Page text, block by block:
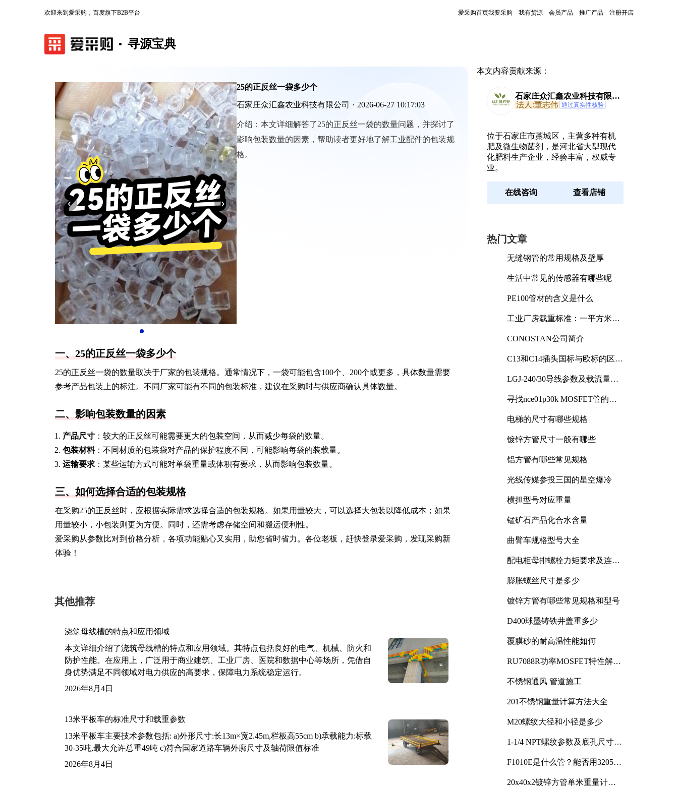
欢迎来到爱采购，百度旗下B2B平台 爱采购首页我要采购 我有货源 会员产品 推广产品 注册开店
寻源宝典
‹ ›
25的正反丝一袋多少个
石家庄众汇鑫农业科技有限公司 · 2026-06-27 10:17:03
介绍： 本文详细解答了25的正反丝一袋的数量问题，并探讨了
影响包装数量的因素，帮助读者更好地了解工业配件的包装规
格。
一、25的正反丝一袋多少个
25的正反丝一袋的数量取决于厂家的包装规格。通常情况下，一袋可能包含100个、200个或更多，具体数量需要
参考产品包装上的标注。不同厂家可能有不同的包装标准，建议在采购时与供应商确认具体数量。
二、影响包装数量的因素
产品尺寸 ：较大的正反丝可能需要更大的包装空间，从而减少每袋的数量。
包装材料：不同材质的包装袋对产品的保护程度不同，可能影响每袋的装载量。
运输要求 ：某些运输方式可能对单袋重量或体积有要求，从而影响包装数量。
三、如何选择合适的包装规格
在采购25的正反丝时，应根据实际需求选择合适的包装规格。如果用量较大，可以选择大包装以降低成本；如果
用量较小，小包装则更为方便。同时，还需考虑存储空间和搬运便利性。
爱采购从参数比对到价格分析，各项功能贴心又实用，助您省时省力。各位老板，赶快登录爱采购，发现采购新
体验！
其他推荐
浇筑母线槽的特点和应用领域
本文详细介绍了浇筑母线槽的特点和应用领域。其特点包括良好的电气、机械、防火和
防护性能。在应用上，广泛用于商业建筑、工业厂房、医院和数据中心等场所，凭借自
身优势满足不同领域对电力供应的高要求，保障电力系统稳定运行。
2026年8月4日
13米平板车的标准尺寸和载重参数
13米平板车主要技术参数包括: a)外形尺寸:长13m×宽2.45m,栏板高55cm b)承载能力:标载
30-35吨,最大允许总重49吨 c)符合国家道路车辆外廓尺寸及轴荷限值标准
2026年8月4日
本文内容贡献来源：
石家庄众汇鑫农业科技有限公
司
法人:董志伟 通过真实性核验
位于石家庄市藁城区，主营多种有机
肥及微生物菌剂，是河北省大型现代
化肥料生产企业，经验丰富，权威专
业。
在线咨询 查看店铺
热门文章
无缝钢管的常用规格及壁厚
生活中常见的传感器有哪些呢
PE100管材的含义是什么
工业厂房载重标准：一平方米能
CONOSTAN公司简介
C13和C14插头国标与欧标的区别
LGJ-240/30导线参数及载流量解
寻找nce01p30k MOSFET管的合
电梯的尺寸有哪些规格
镀锌方管尺寸一般有哪些
铝方管有哪些常见规格
光线传媒参投三国的星空爆冷
横担型号对应重量
锰矿石产品化合水含量
曲臂车规格型号大全
配电柜母排螺栓力矩要求及连接
膨胀螺丝尺寸是多少
镀锌方管有哪些常见规格和型号
D400球墨铸铁井盖重多少
覆膜砂的耐高温性能如何
RU7088R功率MOSFET特性解析
不锈钢通风 管道施工
201不锈钢重量计算方法大全
M20螺纹大径和小径是多少
1-1/4 NPT螺纹参数及底孔尺寸详
F1010E是什么管？能否用3205或
20x40x2镀锌方管单米重量计算